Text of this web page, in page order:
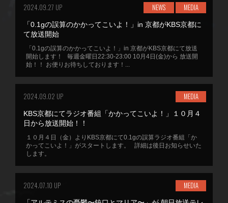
2024.09.27 UP NEWS MEDIA
「0.1gの誤算のかかってこいよ！」in 京都がKBS京都に
て放送開始
「0.1gの誤算のかかってこいよ！」in 京都がKBS京都にて放送
開始します！ 毎週金曜日22:30-23:00 10月4日(金)から 放送開
始！！ お便りお待ちしております！...
2024.09.02 UP MEDIA
KBS京都にてラジオ番組「かかってこいよ！」１０月４
日から放送開始！！
１０月４日（金）よりKBS京都にて0.1gの誤算ラジオ番組「か
かってこいよ！」がスタートします。 詳細は後日お知らせいた
します。
2024.07.10 UP MEDIA